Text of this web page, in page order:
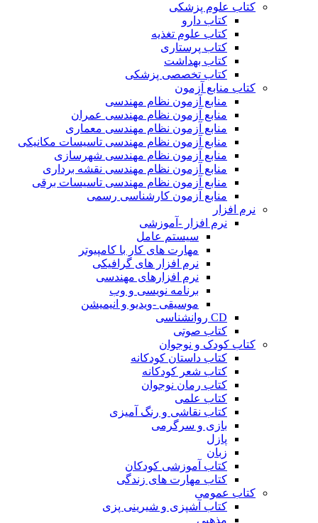
کتاب علوم پزشکی
کتاب دارو
کتاب علوم تغذیه
کتاب پرستاری
کتاب بهداشت
کتاب تخصصی پزشکی
کتاب منابع آزمون
منابع آزمون نظام مهندسی
منابع آزمون نظام مهندسی عمران
منابع آزمون نظام مهندسی معماری
منابع آزمون نظام مهندسی تاسیسات مکانیکی
منابع آزمون نظام مهندسی شهرسازی
منابع آزمون نظام مهندسی نقشه برداری
منابع آزمون نظام مهندسی تاسیسات برقی
منابع آزمون کارشناسی رسمی
نرم افزار
نرم افزار -آموزشی
سیستم عامل
مهارت های کار با کامپیوتر
نرم افزار های گرافیکی
نرم افزارهای مهندسی
برنامه نویسی و وب
موسیقی -ویدیو و انیمیشن
CD روانشناسی
کتاب صوتی
کتاب کودک و نوجوان
کتاب داستان کودکانه
کتاب شعر کودکانه
کتاب رمان نوجوان
کتاب علمی
کتاب نقاشی و رنگ آمیزی
بازی و سرگرمی
پازل
زبان
کتاب آموزشی کودکان
کتاب مهارت های زندگی
کتاب عمومی
کتاب آشپزی و شیرینی پزی
مذهبی